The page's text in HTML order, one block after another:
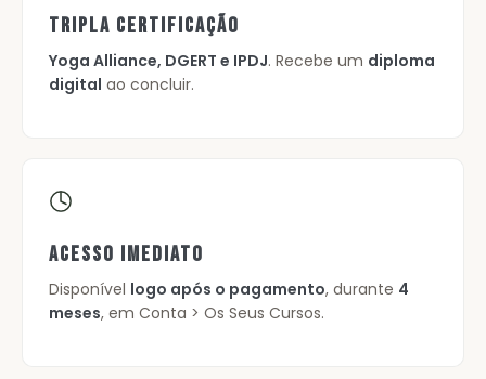
TRIPLA CERTIFICAÇÃO
Yoga Alliance, DGERT e IPDJ. Recebe um diploma
digital ao concluir.
ACESSO IMEDIATO
Disponível logo após o pagamento, durante 4
meses, em Conta > Os Seus Cursos.